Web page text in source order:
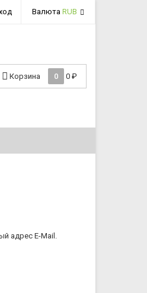
Валюта RUB
Корзина 0 0 ₽
адрес E-Mail.